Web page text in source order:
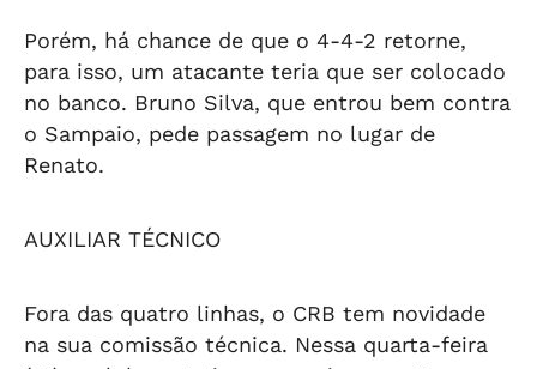
Porém, há chance de que o 4-4-2 retorne,
para isso, um atacante teria que ser colocado
no banco. Bruno Silva, que entrou bem contra
o Sampaio, pede passagem no lugar de
Renato.
AUXILIAR TÉCNICO
Fora das quatro linhas, o CRB tem novidade
na sua comissão técnica. Nessa quarta-feira